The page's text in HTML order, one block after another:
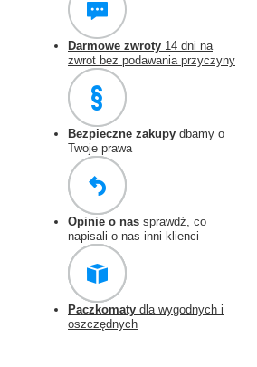
Darmowe zwroty 14 dni na
zwrot bez podawania przyczyny
Bezpieczne zakupy dbamy o
Twoje prawa
Opinie o nas sprawdź, co
napisali o nas inni klienci
Paczkomaty dla wygodnych i
oszczędnych